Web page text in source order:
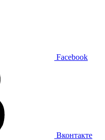
Facebook
Вконтакте